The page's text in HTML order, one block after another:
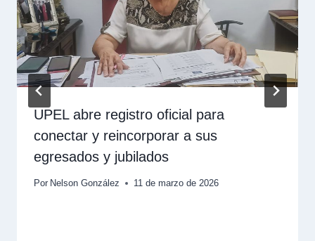
UPEL abre registro oficial para
conectar y reincorporar a sus
egresados y jubilados
Por Nelson González 11 de marzo de 2026